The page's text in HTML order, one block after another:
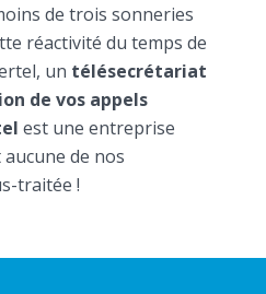
de trois sonneries
réactivité du temps de
un télésecrétariat
de vos appels
est une entreprise
aucune de nos
traitée !